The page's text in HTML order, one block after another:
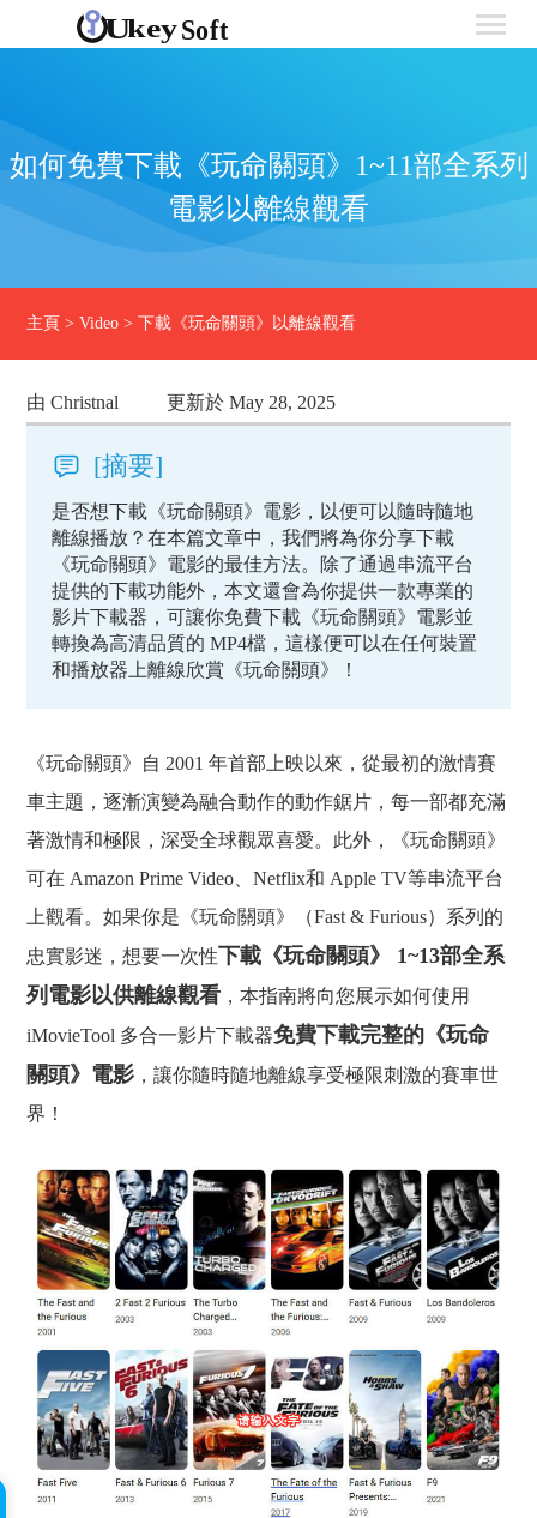
如何免費下載《玩命關頭》1~11部全系列
電影以離線觀看
主頁 >Video >下載《玩命關頭》以離線觀看
由 Christnal 更新於 May 28, 2025
[摘要]
是否想下載《玩命關頭》電影，以便可以隨時隨地
離線播放？在本篇文章中，我們將為你分享下載
《玩命關頭》電影的最佳方法。除了通過串流平台
提供的下載功能外，本文還會為你提供一款專業的
影片下載器，可讓你免費下載《玩命關頭》電影並
轉換為高清品質的 MP4檔，這樣便可以在任何裝置
和播放器上離線欣賞《玩命關頭》！
《玩命關頭》自 2001 年首部上映以來，從最初的激情賽
車主題，逐漸演變為融合動作的動作鋸片，每一部都充滿
著激情和極限，深受全球觀眾喜愛。此外，《玩命關頭》
可在 Amazon Prime Video、Netflix和 Apple TV等串流平台
上觀看。如果你是《玩命關頭》（Fast & Furious）系列的
忠實影迷，想要一次性下載《玩命關頭》 1~13部全系
列電影以供離線觀看 ，本指南將向您展示如何使用
iMovieTool 多合一影片下載器免費下載完整的《玩命
關頭》電影 ，讓你隨時隨地離線享受極限刺激的賽車世
界！